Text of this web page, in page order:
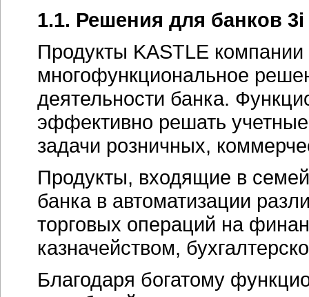
1.1. Решения для банков
Продукты KASTLE
многофункциональное
деятельности банка.
эффективно решать
задачи розничных,
Продукты, входящие в
банка в автоматизации
торговых операций на
казначейством,
Благодаря богатому